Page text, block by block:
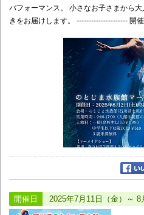
パフォーマンス。 小さなお子さまから
きをお届けします。 --------------------- 開
開催日 2025年7月11日（金）～ 8